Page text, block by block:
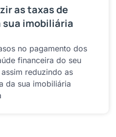
as taxas de
imobiliária
no pagamento dos
financeira do seu
reduzindo as
da sua imobiliária